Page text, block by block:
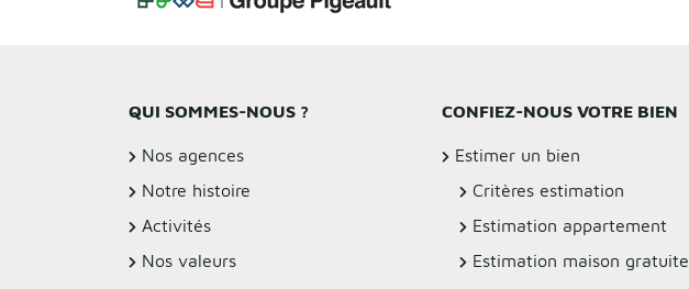
QUI SOMMES-NOUS ?
Nos agences
Notre histoire
Activités
Nos valeurs
CONFIEZ-NOUS VOTRE BIEN
Estimer un bien
Critères estimation
Estimation appartement
Estimation maison gratuite